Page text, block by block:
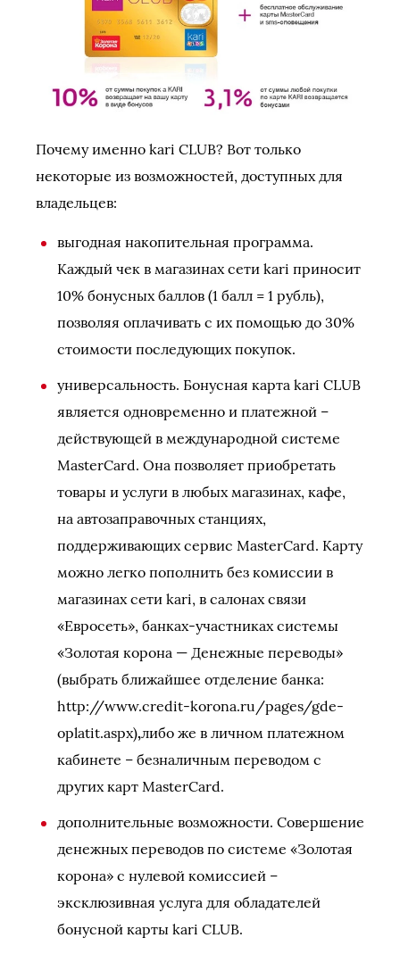
Почему именно kari CLUB? Вот только
некоторые из возможностей, доступных для
владельцев:
выгодная накопительная программа.
Каждый чек в магазинах сети kari приносит
10% бонусных баллов (1 балл = 1 рубль),
позволяя оплачивать с их помощью до 30%
стоимости последующих покупок.
универсальность. Бонусная карта kari CLUB
является одновременно и платежной –
действующей в международной системе
MasterCard. Она позволяет приобретать
товары и услуги в любых магазинах, кафе,
на автозаправочных станциях,
поддерживающих сервис MasterCard. Карту
можно легко пополнить без комиссии в
магазинах сети kari, в салонах связи
«Евросеть», банках-участниках системы
«Золотая корона — Денежные переводы»
(выбрать ближайшее отделение банка:
http://www.credit-korona.ru/pages/gde-
oplatit.aspx),либо же в личном платежном
кабинете – безналичным переводом с
других карт MasterCard.
дополнительные возможности. Совершение
денежных переводов по системе «Золотая
корона» с нулевой комиссией –
эксклюзивная услуга для обладателей
бонусной карты kari CLUB.